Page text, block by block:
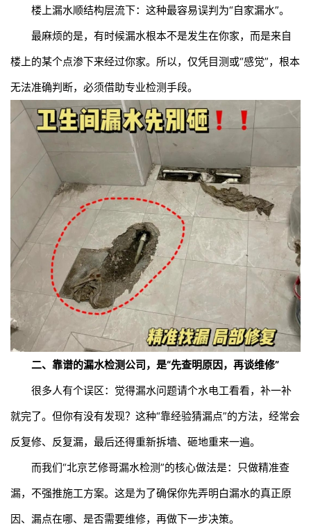
楼上漏水顺结构层流下：这种最容易误判为“自家漏水”。
最麻烦的是，有时候漏水根本不是发生在你家，而是来自
楼上的某个点渗下来经过你家。所以，仅凭目测或“感觉”，根本
无法准确判断，必须借助专业检测手段。
二、靠谱的漏水检测公司，是“先查明原因，再谈维修”
很多人有个误区：觉得漏水问题请个水电工看看，补一补
就完了。但你有没有发现？这种“靠经验猜漏点”的方法，经常会
反复修、反复漏，最后还得重新拆墙、砸地重来一遍。
而我们“北京艺修哥漏水检测”的核心做法是：只做精准查
漏，不强推施工方案。这是为了确保你先弄明白漏水的真正原
因、漏点在哪、是否需要维修，再做下一步决策。